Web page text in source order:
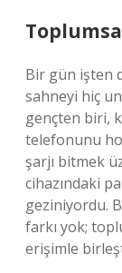
Bir gün işten
sahneyi hiç
gençten biri,
telefonunu
şarjı bitmek
cihazındaki
geziniyordu.
farkı yok;
erişimle